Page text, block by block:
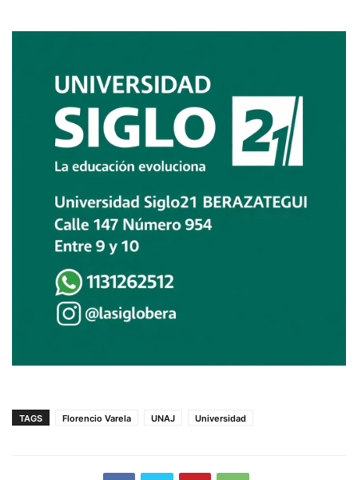
TAGS Florencio Varela UNAJ Universidad